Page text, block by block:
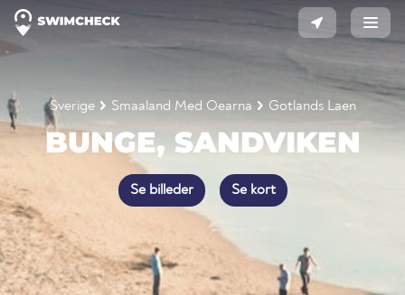
Sverige Smaaland Med Oearna Gotlands Laen
BUNGE, SANDVIKEN
Se billeder Se kort